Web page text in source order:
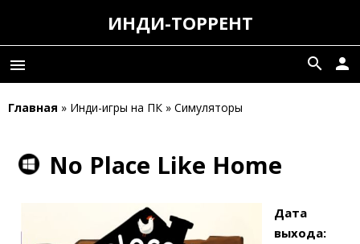
ИНДИ-ТОРРЕНТ
menu person
search
Главная » Инди-игры на ПК » Симуляторы
No Place Like Home
Дата
выхода: